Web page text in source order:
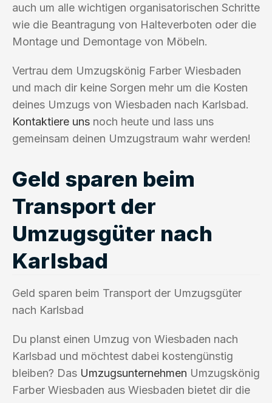
auch um alle wichtigen organisatorischen Schritte
wie die Beantragung von Halteverboten oder die
Montage und Demontage von Möbeln.
Vertrau dem Umzugskönig Farber Wiesbaden
und mach dir keine Sorgen mehr um die Kosten
deines Umzugs von Wiesbaden nach Karlsbad.
Kontaktiere uns noch heute und lass uns
gemeinsam deinen Umzugstraum wahr werden!
Geld sparen beim
Transport der
Umzugsgüter nach
Karlsbad
Geld sparen beim Transport der Umzugsgüter
nach Karlsbad
Du planst einen Umzug von Wiesbaden nach
Karlsbad und möchtest dabei kostengünstig
bleiben? Das Umzugsunternehmen Umzugskönig
Farber Wiesbaden aus Wiesbaden bietet dir die